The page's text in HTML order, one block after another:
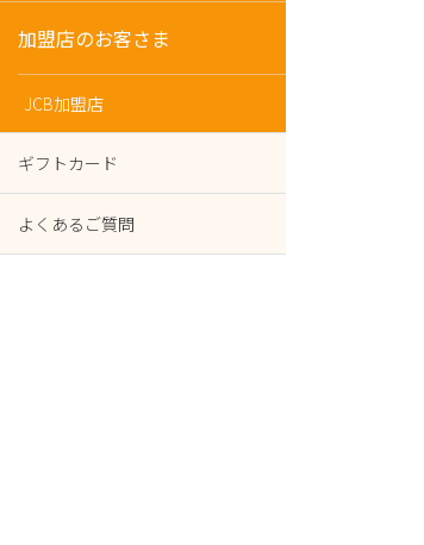
加盟店のお客さま
JCB加盟店
ギフトカード
よくあるご質問